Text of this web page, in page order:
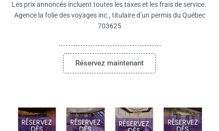
Les prix annoncés incluent toutes les taxes et les frais de service.
Agence la folie des voyages inc., titulaire d’un permis du Québec
703625
Réservez maintenant
RÉSERVEZ RÉSERVEZ RÉSERVEZ RÉSERVEZ